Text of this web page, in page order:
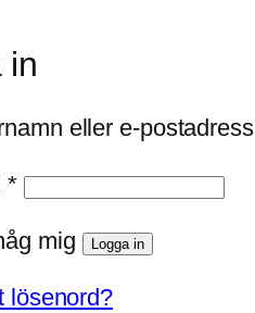
in
eller e-postadress
* Obligatoriskt
mig Logga in
lösenord?